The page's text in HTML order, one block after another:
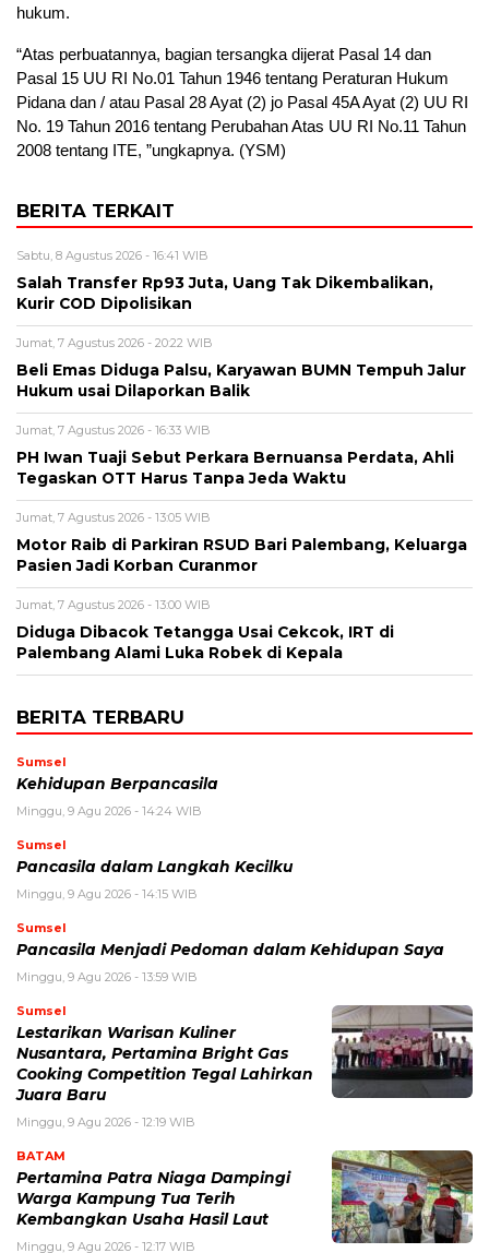
hukum.
“Atas perbuatannya, bagian tersangka dijerat Pasal 14 dan
Pasal 15 UU RI No.01 Tahun 1946 tentang Peraturan Hukum
Pidana dan / atau Pasal 28 Ayat (2) jo Pasal 45A Ayat (2) UU RI
No. 19 Tahun 2016 tentang Perubahan Atas UU RI No.11 Tahun
2008 tentang ITE, ”ungkapnya. (YSM)
BERITA TERKAIT
Sabtu, 8 Agustus 2026 - 16:41 WIB
Salah Transfer Rp93 Juta, Uang Tak Dikembalikan,
Kurir COD Dipolisikan
Jumat, 7 Agustus 2026 - 20:22 WIB
Beli Emas Diduga Palsu, Karyawan BUMN Tempuh Jalur
Hukum usai Dilaporkan Balik
Jumat, 7 Agustus 2026 - 16:33 WIB
PH Iwan Tuaji Sebut Perkara Bernuansa Perdata, Ahli
Tegaskan OTT Harus Tanpa Jeda Waktu
Jumat, 7 Agustus 2026 - 13:05 WIB
Motor Raib di Parkiran RSUD Bari Palembang, Keluarga
Pasien Jadi Korban Curanmor
Jumat, 7 Agustus 2026 - 13:00 WIB
Diduga Dibacok Tetangga Usai Cekcok, IRT di
Palembang Alami Luka Robek di Kepala
BERITA TERBARU
Sumsel
Kehidupan Berpancasila
Minggu, 9 Agu 2026 - 14:24 WIB
Sumsel
Pancasila dalam Langkah Kecilku
Minggu, 9 Agu 2026 - 14:15 WIB
Sumsel
Pancasila Menjadi Pedoman dalam Kehidupan Saya
Minggu, 9 Agu 2026 - 13:59 WIB
Sumsel
Lestarikan Warisan Kuliner
Nusantara, Pertamina Bright Gas
Cooking Competition Tegal Lahirkan
Juara Baru
Minggu, 9 Agu 2026 - 12:19 WIB
BATAM
Pertamina Patra Niaga Dampingi
Warga Kampung Tua Terih
Kembangkan Usaha Hasil Laut
Minggu, 9 Agu 2026 - 12:17 WIB